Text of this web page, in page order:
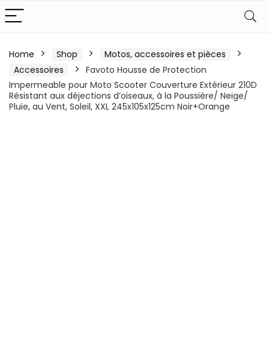
Home Shop
Motos, accessoires et pièces
Accessoires
Favoto Housse de Protection
Impermeable pour Moto Scooter Couverture Extérieur 210D
Résistant aux déjections d’oiseaux, à la Poussière/ Neige/
Pluie, au Vent, Soleil, XXL 245x105x125cm Noir+Orange